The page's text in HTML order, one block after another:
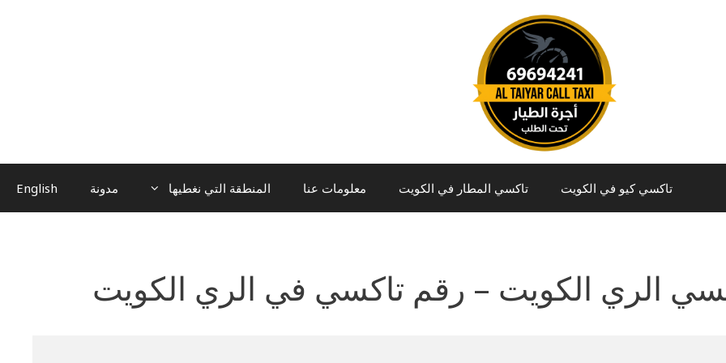
تاكسي كيو في الكويت تاكسي المطار في الكويت معلومات عنا المنطقة التي نغطيها مدونة English
الري الكويت – رقم تاكسي في الري الكويت